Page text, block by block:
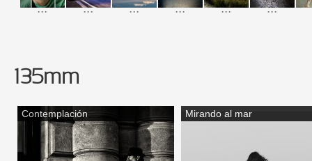
... ... ... ... ... ...
135mm
Contemplación Mirando al mar